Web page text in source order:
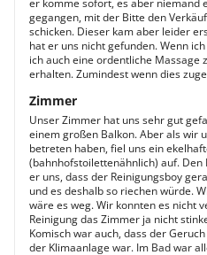
er komme sofort, es aber niemand
gegangen, mit der Bitte den
schicken. Dieser kam aber leider
hat er uns nicht gefunden. Wenn
ich auch eine ordentliche
erhalten. Zumindest wenn dies
Zimmer
Unser Zimmer hat uns sehr gut
einem großen Balkon. Aber als wir
betreten haben, fiel uns ein
(bahnhofstoilettenähnlich) auf.
er uns, dass der Reinigungsboy
und es deshalb so riechen würde.
wäre es weg. Wir konnten es nicht
Reinigung das Zimmer ja nicht
Komisch war auch, dass der
der Klimaanlage war. Im Bad war